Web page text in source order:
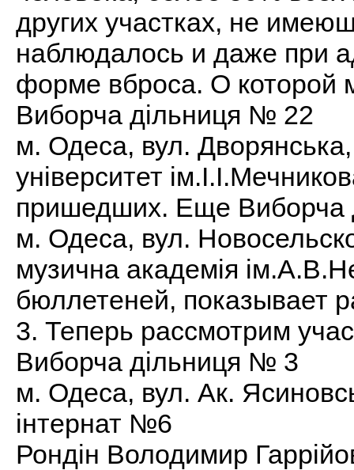
других участках, не
наблюдалось и даже при
форме вброса. О которой
Виборча дільниця № 22
м. Одеса, вул.
університет
пришедших. Еще Виборча
м. Одеса, вул.
музична академія
бюллетеней, показывает
3. Теперь рассмотрим
Виборча дільниця № 3
м. Одеса, вул. Ак.
інтернат №6
Рондін Володимир